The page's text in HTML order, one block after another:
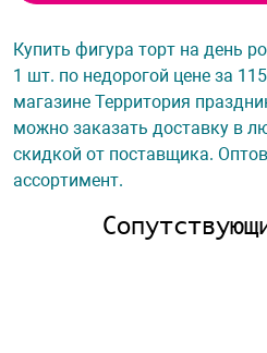
Купить фигура торт на день
1 шт. по недорогой цене за
магазине Территория
можно заказать доставку в
скидкой от поставщика.
ассортимент.